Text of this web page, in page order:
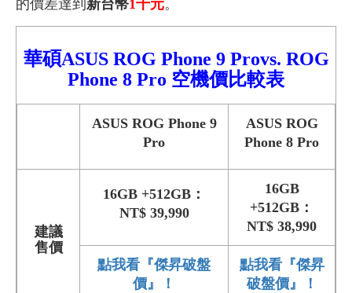
的價差達到 新台幣1千元。
華碩ASUS ROG Phone 9 Provs. ROG
Phone 8 Pro 空機價比較表
ASUS ROG Phone 9
Pro
ASUS ROG
Phone 8 Pro
建議
售價
16GB +512GB：
NT$ 39,990
16GB
+512GB：
NT$ 38,990
點我看『傑昇破盤
價』！
點我看『傑昇
破盤價』！